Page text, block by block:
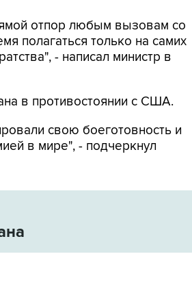
отпор любым вызовам со
полагаться только на самих
- написал министр в
в противостоянии с США.
свою боеготовность и
в мире", - подчеркнул